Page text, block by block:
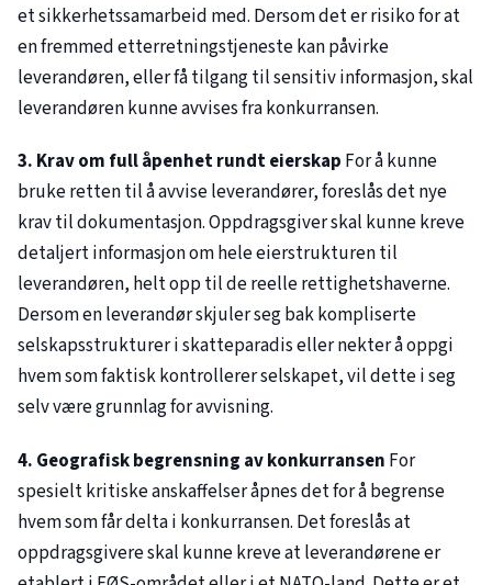
et sikkerhetssamarbeid med. Dersom det er risiko for at
en fremmed etterretningstjeneste kan påvirke
leverandøren, eller få tilgang til sensitiv informasjon, skal
leverandøren kunne avvises fra konkurransen.
3. Krav om full åpenhet rundt eierskap For å kunne
bruke retten til å avvise leverandører, foreslås det nye
krav til dokumentasjon. Oppdragsgiver skal kunne kreve
detaljert informasjon om hele eierstrukturen til
leverandøren, helt opp til de reelle rettighetshaverne.
Dersom en leverandør skjuler seg bak kompliserte
selskapsstrukturer i skatteparadis eller nekter å oppgi
hvem som faktisk kontrollerer selskapet, vil dette i seg
selv være grunnlag for avvisning.
4. Geografisk begrensning av konkurransen For
spesielt kritiske anskaffelser åpnes det for å begrense
hvem som får delta i konkurransen. Det foreslås at
oppdragsgivere skal kunne kreve at leverandørene er